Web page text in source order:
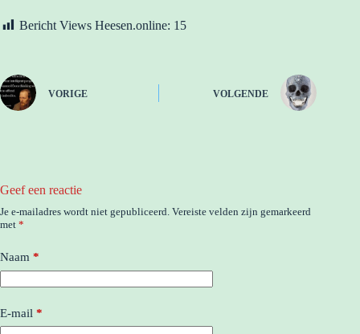
Bericht Views Heesen.online: 15
VORIGE VOLGENDE
Geef een reactie
Je e-mailadres wordt niet gepubliceerd. Vereiste velden zijn gemarkeerd
met *
Naam *
E-mail *